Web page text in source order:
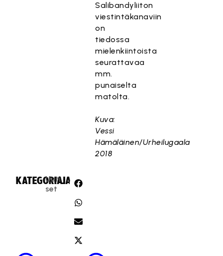
Salibandyliiton
viestintäkanaviin
on
tiedossa
mielenkiintoista
seurattavaa
mm.
punaiselta
matolta.
Kuva:
Vessi
Hämäläinen/Urheilugaala
2018
KATEGORIA:
Uuti
set
JAA: